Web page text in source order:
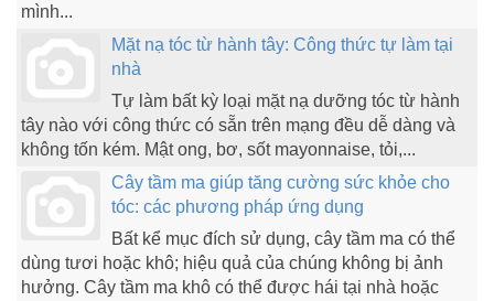
mình...
Mặt nạ tóc từ hành tây: Công thức tự làm tại
nhà
Tự làm bất kỳ loại mặt nạ dưỡng tóc từ hành
tây nào với công thức có sẵn trên mạng đều dễ dàng và
không tốn kém. Mật ong, bơ, sốt mayonnaise, tỏi,...
Cây tầm ma giúp tăng cường sức khỏe cho
tóc: các phương pháp ứng dụng
Bất kể mục đích sử dụng, cây tầm ma có thể
dùng tươi hoặc khô; hiệu quả của chúng không bị ảnh
hưởng. Cây tầm ma khô có thể được hái tại nhà hoặc